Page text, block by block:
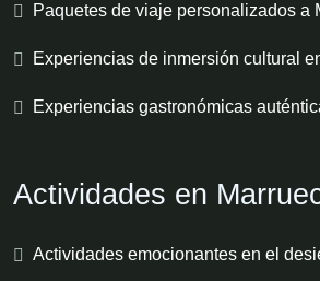
Paquetes de viaje personalizados a
Experiencias de inmersión cultural
Experiencias gastronómicas
Actividades en
Actividades emocionantes en el